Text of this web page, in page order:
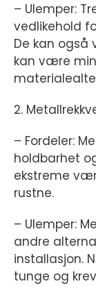
– Ulemper:
vedlikehold
De kan
kan være
2.
– Fordeler:
holdbarhet
ekstreme
rustne.
– Ulemper:
andre
installasjon.
tunge og